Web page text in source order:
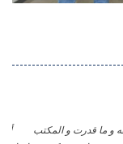
و ما قدرت و المكتب